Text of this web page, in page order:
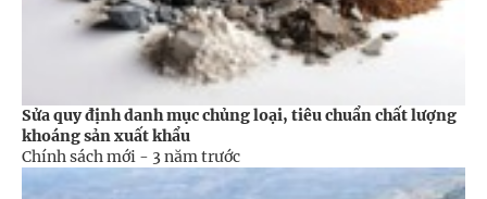
Sửa quy định danh mục chủng loại, tiêu chuẩn chất lượng
khoáng sản xuất khẩu
Chính sách mới - 3 năm trước